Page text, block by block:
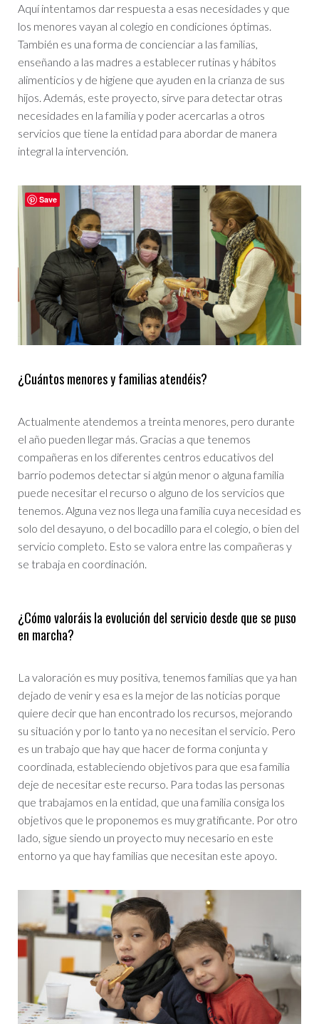
Aquí intentamos dar respuesta a esas necesidades y que
los menores vayan al colegio en condiciones óptimas.
También es una forma de concienciar a las familias,
enseñando a las madres a establecer rutinas y hábitos
alimenticios y de higiene que ayuden en la crianza de sus
hijos. Además, este proyecto, sirve para detectar otras
necesidades en la familia y poder acercarlas a otros
servicios que tiene la entidad para abordar de manera
integral la intervención.
¿Cuántos menores y familias atendéis?
Actualmente atendemos a treinta menores, pero durante
el año pueden llegar más. Gracias a que tenemos
compañeras en los diferentes centros educativos del
barrio podemos detectar si algún menor o alguna familia
puede necesitar el recurso o alguno de los servicios que
tenemos. Alguna vez nos llega una familia cuya necesidad es
solo del desayuno, o del bocadillo para el colegio, o bien del
servicio completo. Esto se valora entre las compañeras y
se trabaja en coordinación.
¿Cómo valoráis la evolución del servicio desde que se puso
en marcha?
La valoración es muy positiva, tenemos familias que ya han
dejado de venir y esa es la mejor de las noticias porque
quiere decir que han encontrado los recursos, mejorando
su situación y por lo tanto ya no necesitan el servicio. Pero
es un trabajo que hay que hacer de forma conjunta y
coordinada, estableciendo objetivos para que esa familia
deje de necesitar este recurso. Para todas las personas
que trabajamos en la entidad, que una familia consiga los
objetivos que le proponemos es muy gratificante. Por otro
lado, sigue siendo un proyecto muy necesario en este
entorno ya que hay familias que necesitan este apoyo.
Save